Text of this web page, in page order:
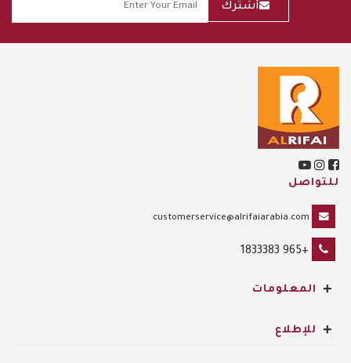
أشترك
للتواصل
customerservice@alrifaiarabia.com
+965 1833383
المعلومات +
للإطلاع +